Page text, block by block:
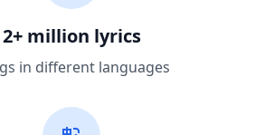
2+ million lyrics
in different languages